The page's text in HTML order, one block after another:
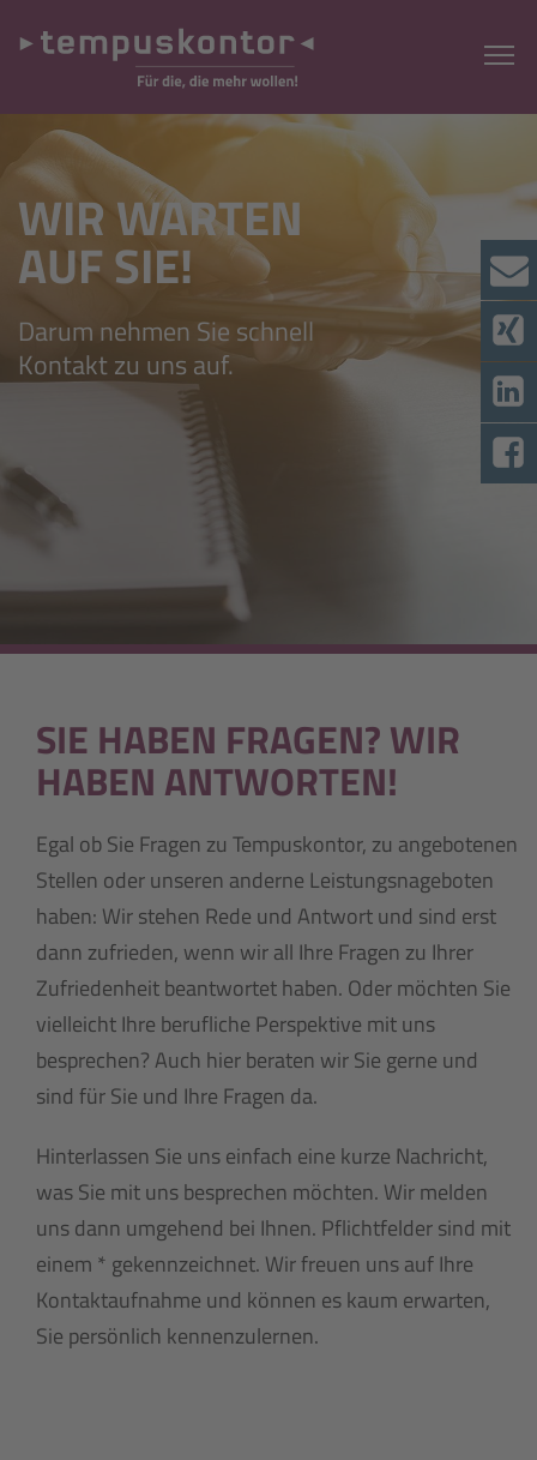
WIR WARTEN
AUF SIE!
Darum nehmen Sie schnell
Kontakt zu uns auf.
SIE HABEN FRAGEN? WIR
HABEN ANTWORTEN!
Egal ob Sie Fragen zu Tempuskontor, zu angebotenen
Stellen oder unseren anderne Leistungsnageboten
haben: Wir stehen Rede und Antwort und sind erst
dann zufrieden, wenn wir all Ihre Fragen zu Ihrer
Zufriedenheit beantwortet haben. Oder möchten Sie
vielleicht Ihre berufliche Perspektive mit uns
besprechen? Auch hier beraten wir Sie gerne und
sind für Sie und Ihre Fragen da.
Hinterlassen Sie uns einfach eine kurze Nachricht,
was Sie mit uns besprechen möchten. Wir melden
uns dann umgehend bei Ihnen. Pflichtfelder sind mit
einem * gekennzeichnet. Wir freuen uns auf Ihre
Kontaktaufnahme und können es kaum erwarten,
Sie persönlich kennenzulernen.